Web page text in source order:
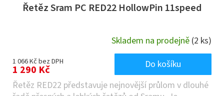
Řetěz Sram PC RED22 HollowPin 11speed
Skladem na prodejně (2 ks)
1 066 Kč bez DPH
1 290 Kč
Do košíku
Řetěz RED22 představuje nejnovější průlom v dlouhé